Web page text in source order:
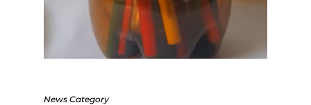
News Category